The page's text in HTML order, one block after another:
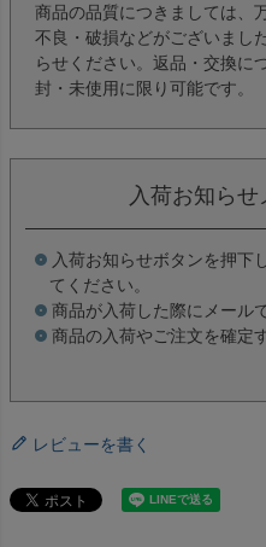
商品の品質につきましては、
不良・破損などがございまし
らせください。返品・交換に
封・未使用に限り可能です。
入荷お知ら
入荷お知らせボタンを押下
てください。
商品が入荷した際にメール
商品の入荷やご注文を確定
レビューを書く